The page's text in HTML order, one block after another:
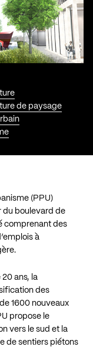
de paysage
(PPU)
du boulevard de
comprenant des
à
ans, la
des
1600 nouveaux
propose le
vers le sud et la
de sentiers piétons